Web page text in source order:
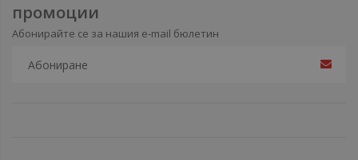
промоции
Абонирайте се за нашия e-mail бюлетин